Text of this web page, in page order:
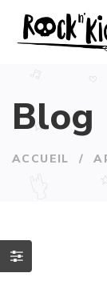
Blog
ACCUEIL /